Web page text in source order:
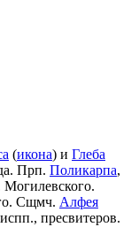
(икона) и Глеба
Прп. Поликарпа,
Могилевского.
Сщмч. Алфея
испп., пресвитеров.